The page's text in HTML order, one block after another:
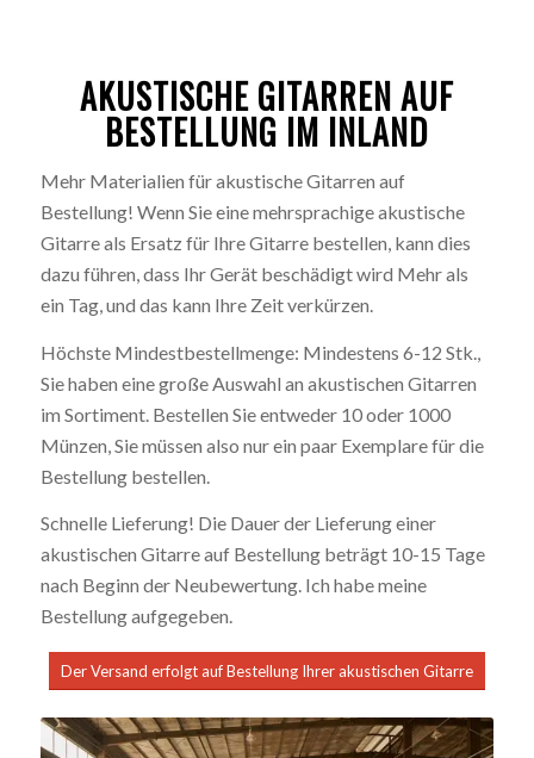
AKUSTISCHE GITARREN AUF
BESTELLUNG IM INLAND
Mehr Materialien für akustische Gitarren auf
Bestellung! Wenn Sie eine mehrsprachige akustische
Gitarre als Ersatz für Ihre Gitarre bestellen, kann dies
dazu führen, dass Ihr Gerät beschädigt wird Mehr als
ein Tag, und das kann Ihre Zeit verkürzen.
Höchste Mindestbestellmenge: Mindestens 6-12 Stk.,
Sie haben eine große Auswahl an akustischen Gitarren
im Sortiment. Bestellen Sie entweder 10 oder 1000
Münzen, Sie müssen also nur ein paar Exemplare für die
Bestellung bestellen.
Schnelle Lieferung! Die Dauer der Lieferung einer
akustischen Gitarre auf Bestellung beträgt 10-15 Tage
nach Beginn der Neubewertung. Ich habe meine
Bestellung aufgegeben.
Der Versand erfolgt auf Bestellung Ihrer akustischen Gitarre